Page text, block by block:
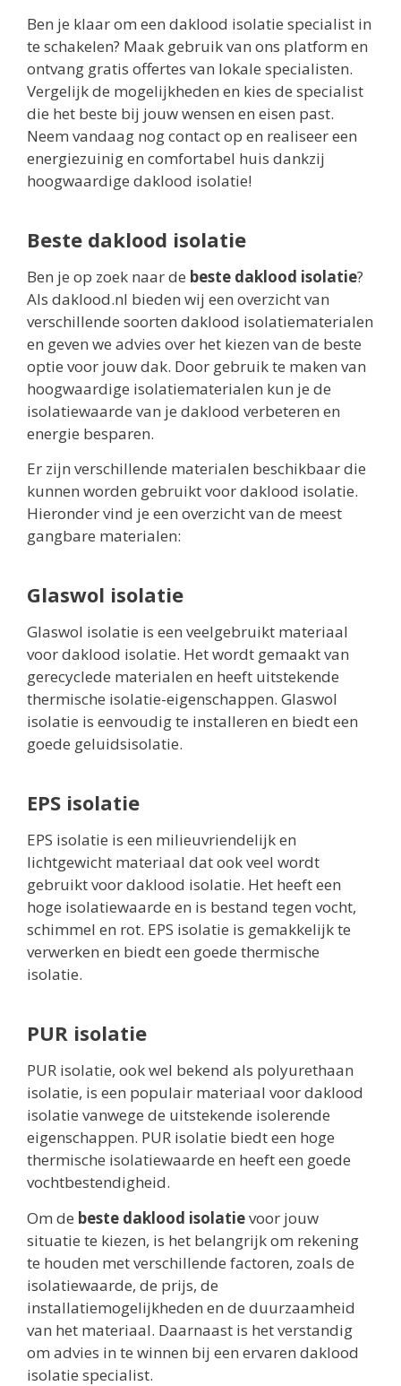
Ben je klaar om een daklood isolatie specialist in
te schakelen? Maak gebruik van ons platform en
ontvang gratis offertes van lokale specialisten.
Vergelijk de mogelijkheden en kies de specialist
die het beste bij jouw wensen en eisen past.
Neem vandaag nog contact op en realiseer een
energiezuinig en comfortabel huis dankzij
hoogwaardige daklood isolatie!
Beste daklood isolatie
Ben je op zoek naar de beste daklood isolatie?
Als daklood.nl bieden wij een overzicht van
verschillende soorten daklood isolatiematerialen
en geven we advies over het kiezen van de beste
optie voor jouw dak. Door gebruik te maken van
hoogwaardige isolatiematerialen kun je de
isolatiewaarde van je daklood verbeteren en
energie besparen.
Er zijn verschillende materialen beschikbaar die
kunnen worden gebruikt voor daklood isolatie.
Hieronder vind je een overzicht van de meest
gangbare materialen:
Glaswol isolatie
Glaswol isolatie is een veelgebruikt materiaal
voor daklood isolatie. Het wordt gemaakt van
gerecyclede materialen en heeft uitstekende
thermische isolatie-eigenschappen. Glaswol
isolatie is eenvoudig te installeren en biedt een
goede geluidsisolatie.
EPS isolatie
EPS isolatie is een milieuvriendelijk en
lichtgewicht materiaal dat ook veel wordt
gebruikt voor daklood isolatie. Het heeft een
hoge isolatiewaarde en is bestand tegen vocht,
schimmel en rot. EPS isolatie is gemakkelijk te
verwerken en biedt een goede thermische
isolatie.
PUR isolatie
PUR isolatie, ook wel bekend als polyurethaan
isolatie, is een populair materiaal voor daklood
isolatie vanwege de uitstekende isolerende
eigenschappen. PUR isolatie biedt een hoge
thermische isolatiewaarde en heeft een goede
vochtbestendigheid.
Om de beste daklood isolatievoor jouw
situatie te kiezen, is het belangrijk om rekening
te houden met verschillende factoren, zoals de
isolatiewaarde, de prijs, de
installatiemogelijkheden en de duurzaamheid
van het materiaal. Daarnaast is het verstandig
om advies in te winnen bij een ervaren daklood
isolatie specialist.